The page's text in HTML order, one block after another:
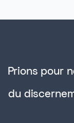
Prions pour
du